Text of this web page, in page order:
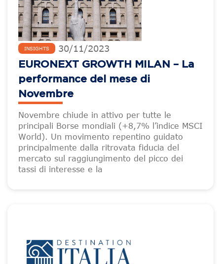
INSIGHTS 30/11/2023
EURONEXT GROWTH MILAN – La
performance del mese di
Novembre
Novembre chiude in attivo per tutte le
principali Borse mondiali (+8,7% l’indice MSCI
World). Un movimento repentino guidato
principalmente dalla ritrovata fiducia del
mercato sul raggiungimento del picco dei
tassi di interesse e la